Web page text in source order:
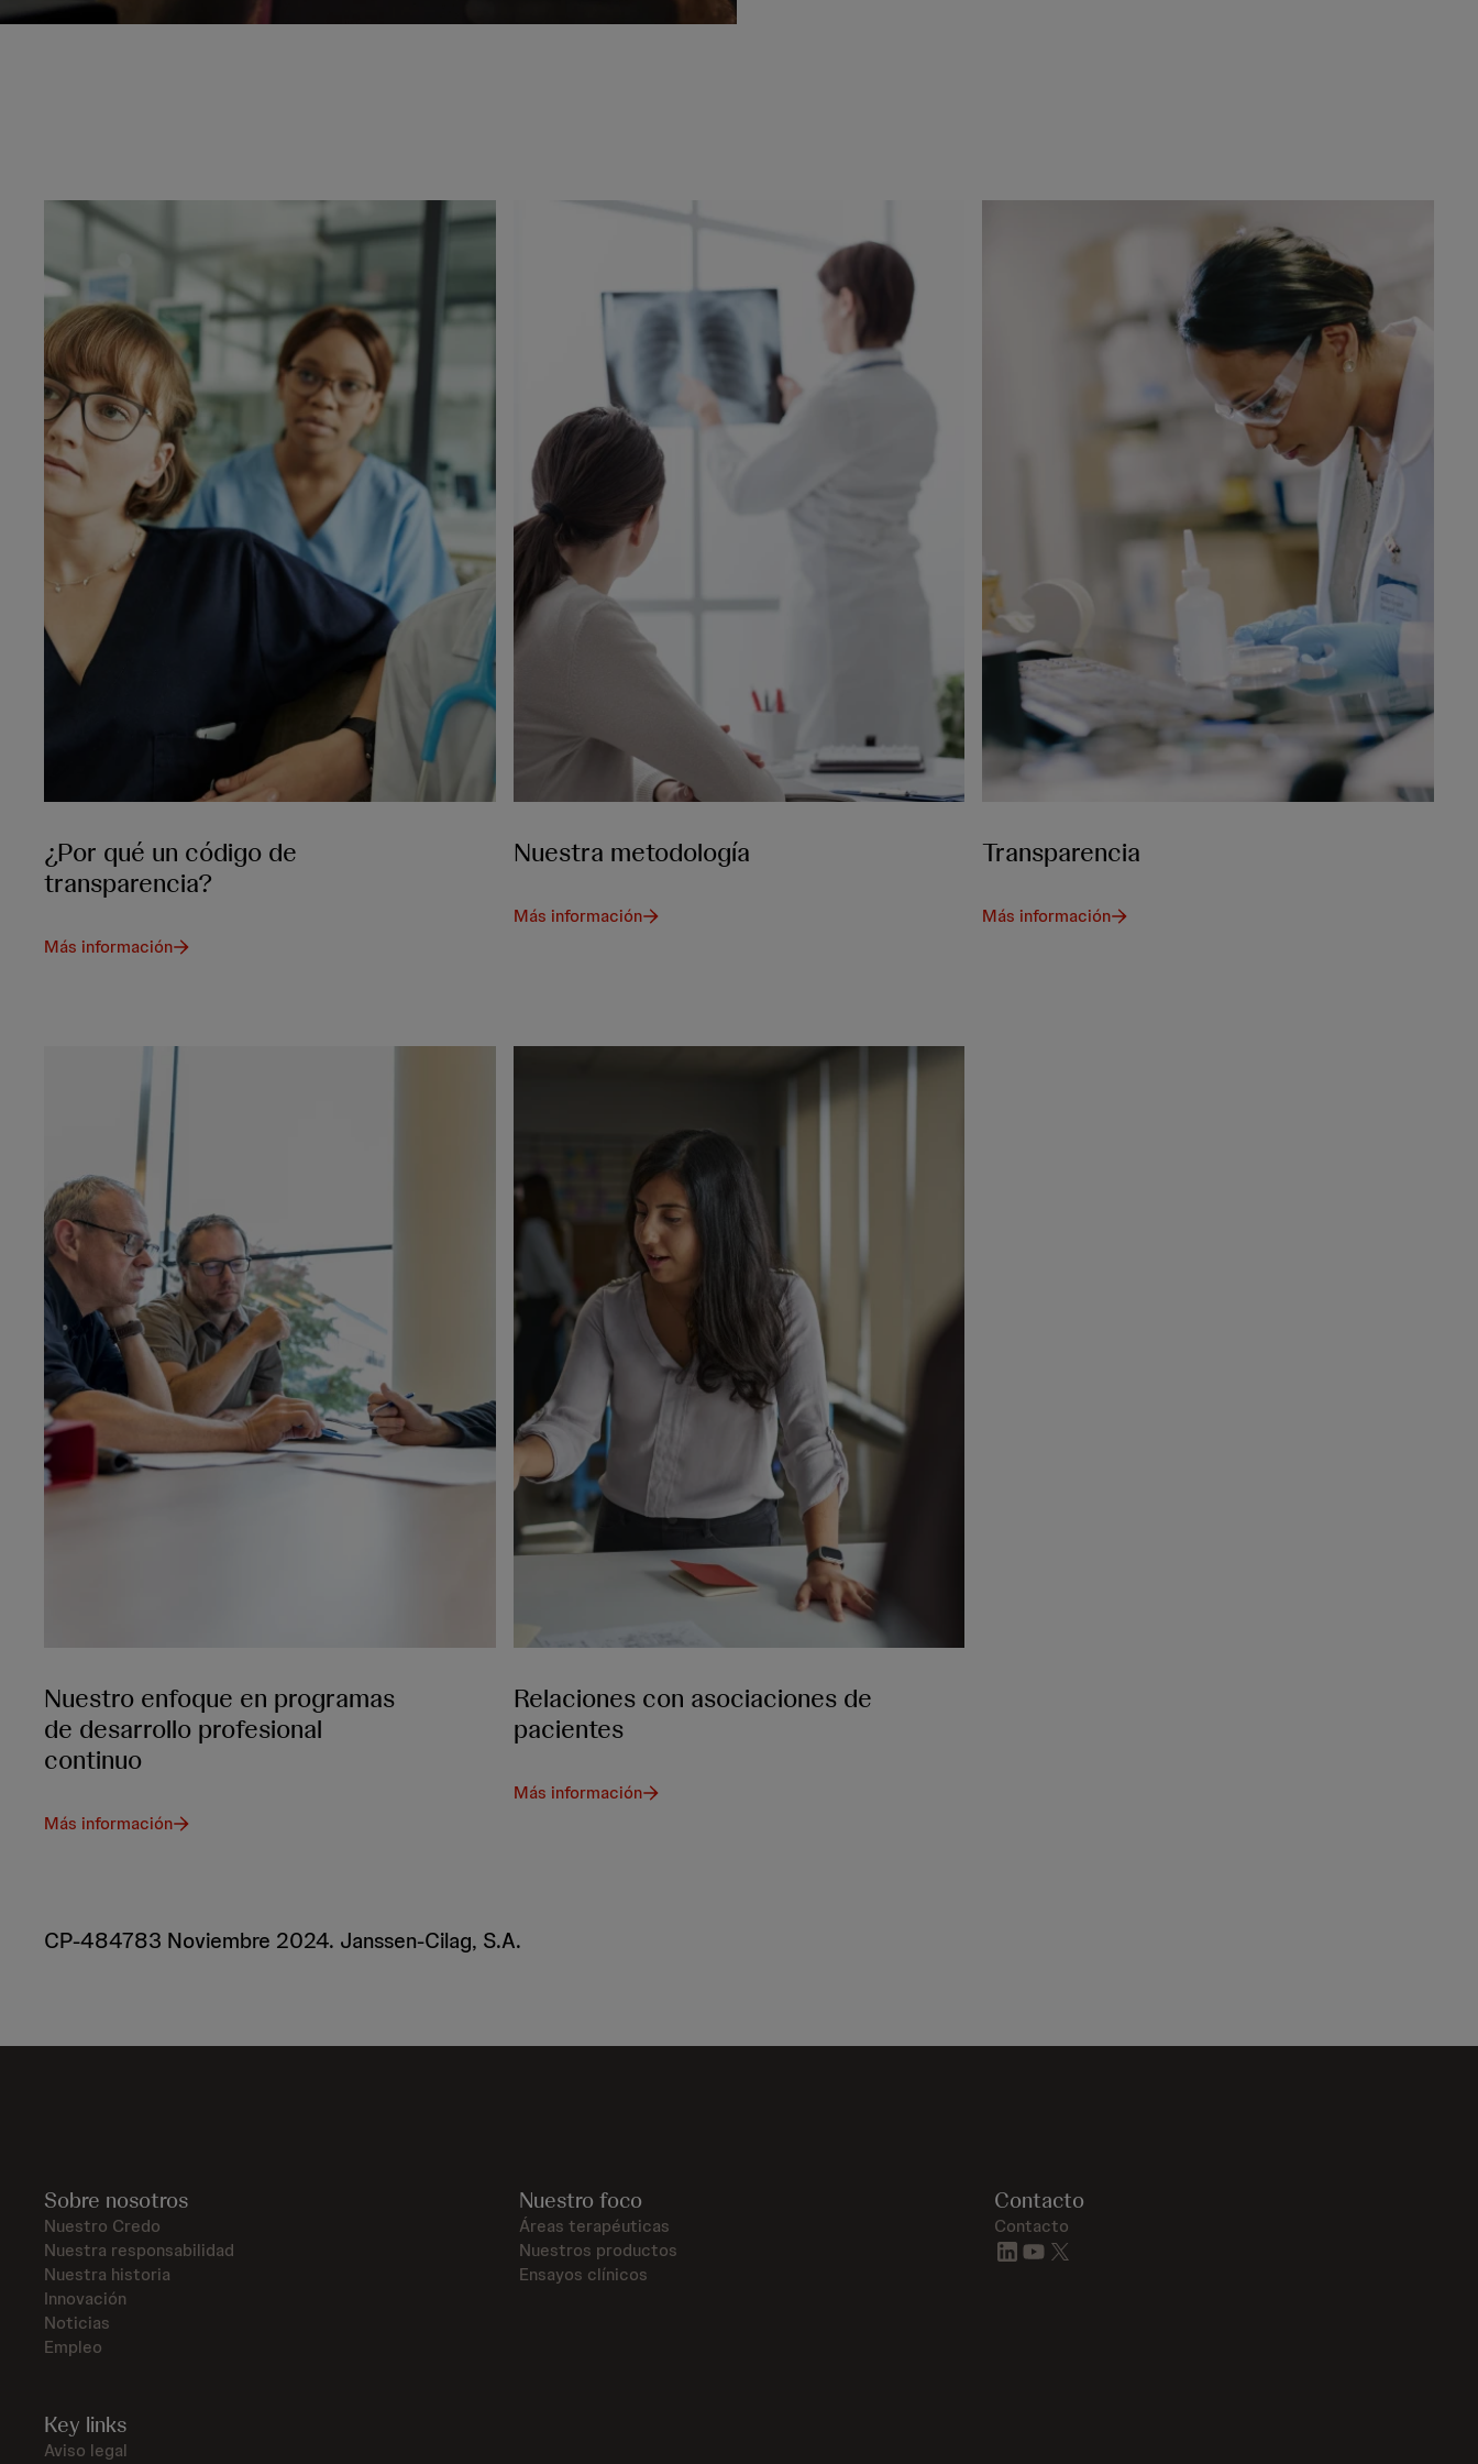
¿Por qué un código de
transparencia?
Más información
Nuestra metodología
Más información
Transparencia
Más información
Nuestro enfoque en programas
de desarrollo profesional
continuo
Más información
Relaciones con asociaciones de
pacientes
Más información
CP-484783 Noviembre 2024. Janssen-Cilag, S.A.
Sobre nosotros
Nuestro Credo
Nuestra responsabilidad
Nuestra historia
Innovación
Noticias
Empleo
Nuestro foco
Áreas terapéuticas
Nuestros productos
Ensayos clínicos
Contacto
Contacto
linkedinyoutube
Key links
Aviso legal